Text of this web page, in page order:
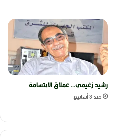
رشيد زغيمي… عملاق الابتسامة
منذ 3 أسابيع